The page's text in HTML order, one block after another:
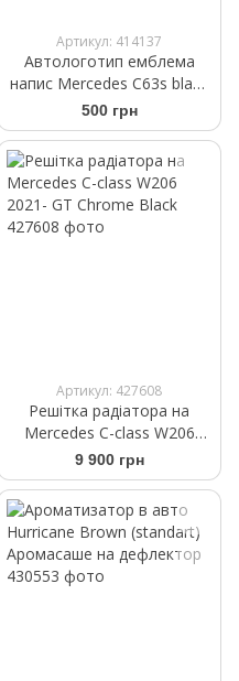
Артикул: 414137
Автологотип емблема
напис Mercedes C63s black
red чорний глянець
500 грн
Артикул: 427608
Решітка радіатора на
Mercedes C-class W206
2021- GT Chrome Black
9 900 грн